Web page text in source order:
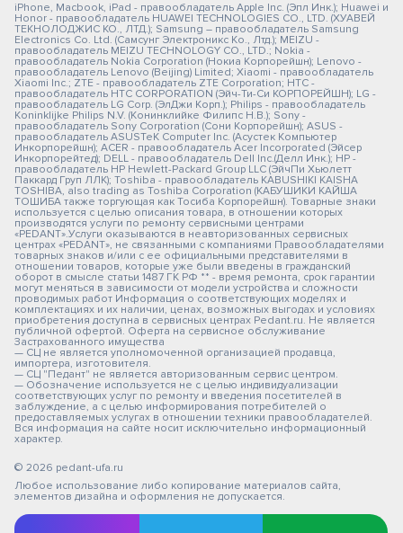
iPhone, Macbook, iPad - правообладатель Apple Inc. (Эпл Инк.); Huawei и
Honor - правообладатель HUAWEI TECHNOLOGIES CO., LTD. (ХУАВЕЙ
ТЕКНОЛОДЖИС КО., ЛТД.); Samsung – правообладатель Samsung
Electronics Co. Ltd. (Самсунг Электроникс Ко., Лтд.); MEIZU -
правообладатель MEIZU TECHNOLOGY CO., LTD.; Nokia -
правообладатель Nokia Corporation (Нокиа Корпорейшн); Lenovo -
правообладатель Lenovo (Beijing) Limited; Xiaomi - правообладатель
Xiaomi Inc.; ZTE - правообладатель ZTE Corporation; HTC -
правообладатель HTC CORPORATION (Эйч-Ти-Си КОРПОРЕЙШН); LG -
правообладатель LG Corp. (ЭлДжи Корп.); Philips - правообладатель
Koninklijke Philips N.V. (Конинклийке Филипс Н.В.); Sony -
правообладатель Sony Corporation (Сони Корпорейшн); ASUS -
правообладатель ASUSTeK Computer Inc. (Асустек Компьютер
Инкорпорейшн); ACER - правообладатель Acer Incorporated (Эйсер
Инкорпорейтед); DELL - правообладатель Dell Inc.(Делл Инк.); HP -
правообладатель HP Hewlett-Packard Group LLC (ЭйчПи Хьюлетт
Паккард Груп ЛЛК); Toshiba - правообладатель KABUSHIKI KAISHA
TOSHIBA, also trading as Toshiba Corporation (КАБУШИКИ КАЙША
ТОШИБА также торгующая как Тосиба Корпорейшн). Товарные знаки
используется с целью описания товара, в отношении которых
производятся услуги по ремонту сервисными центрами
«PEDANT».Услуги оказываются в неавторизованных сервисных
центрах «PEDANT», не связанными с компаниями Правообладателями
товарных знаков и/или с ее официальными представителями в
отношении товаров, которые уже были введены в гражданский
оборот в смысле статьи 1487 ГК РФ ** - время ремонта, срок гарантии
могут меняться в зависимости от модели устройства и сложности
проводимых работ Информация о соответствующих моделях и
комплектациях и их наличии, ценах, возможных выгодах и условиях
приобретения доступна в сервисных центрах Pedant.ru. Не является
публичной офертой. Оферта на сервисное обслуживание
Застрахованного имущества
— СЦ не является уполномоченной организацией продавца,
импортера, изготовителя.
— СЦ "Педант" не является авторизованным сервис центром.
— Обозначение используется не с целью индивидуализации
соответствующих услуг по ремонту и введения посетителей в
заблуждение, а с целью информирования потребителей о
предоставляемых услугах в отношении техники правообладателей.
Вся информация на сайте носит исключительно информационный
характер.
© 2026 pedant-ufa.ru
Любое использование либо копирование материалов сайта,
элементов дизайна и оформления не допускается.